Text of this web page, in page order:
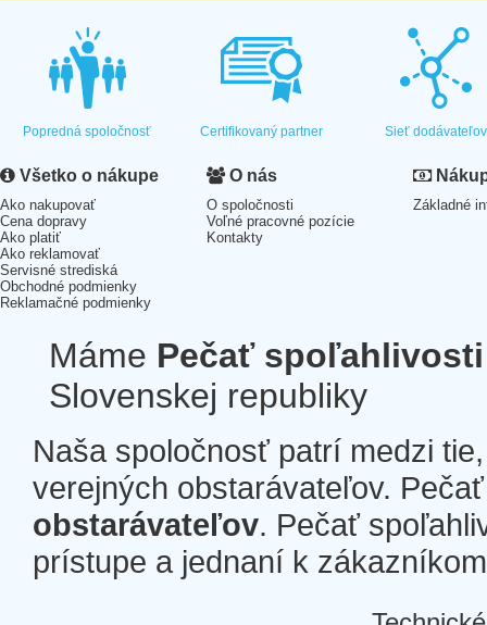
Popredná spoločnosť Certifikovaný partner Sieť dodávateľov
Všetko o nákupe
Ako nakupovať
Cena dopravy
Ako platiť
Ako reklamovať
Servisné strediská
Obchodné podmienky
Reklamačné podmienky
O nás
O spoločnosti
Voľné pracovné pozície
Kontakty
Základné
Máme Pečať spoľahlivosti
Slovenskej republiky
Naša spoločnosť patrí medzi
verejných obstarávateľov.
obstarávateľov. Pečať
prístupe a jednaní k